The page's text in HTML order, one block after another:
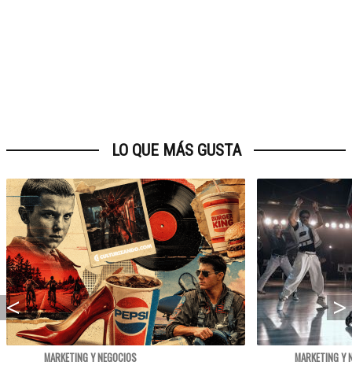
LO QUE MÁS GUSTA
MARKETING Y NEGOCIOS
MARKETING Y